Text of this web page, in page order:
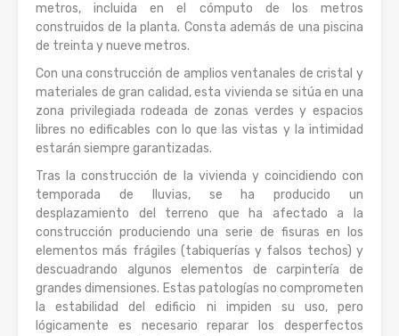
metros, incluida en el cómputo de los metros
construidos de la planta. Consta además de una piscina
de treinta y nueve metros.
Con una construcción de amplios ventanales de cristal y
materiales de gran calidad, esta vivienda se sitúa en una
zona privilegiada rodeada de zonas verdes y espacios
libres no edificables con lo que las vistas y la intimidad
estarán siempre garantizadas.
Tras la construcción de la vivienda y coincidiendo con
temporada de lluvias, se ha producido un
desplazamiento del terreno que ha afectado a la
construcción produciendo una serie de fisuras en los
elementos más frágiles (tabiquerías y falsos techos) y
descuadrando algunos elementos de carpintería de
grandes dimensiones. Estas patologías no comprometen
la estabilidad del edificio ni impiden su uso, pero
lógicamente es necesario reparar los desperfectos